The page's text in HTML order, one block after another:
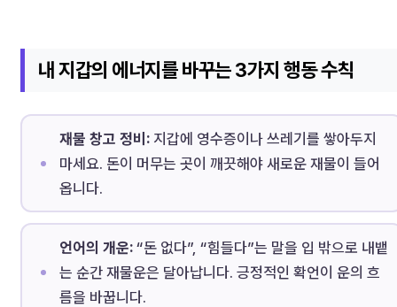
내 지갑의 에너지를 바꾸는 3가지 행동 수칙
재물 창고 정비:지갑에 영수증이나 쓰레기를 쌓아두지
마세요. 돈이 머무는 곳이 깨끗해야 새로운 재물이 들어
옵니다.
언어의 개운:“돈 없다”, “힘들다”는 말을 입 밖으로 내뱉
는 순간 재물운은 달아납니다. 긍정적인 확언이 운의 흐
름을 바꿉니다.